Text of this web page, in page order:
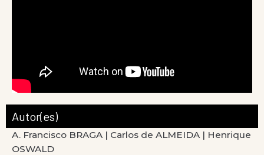
Autor(es)
A. Francisco BRAGA | Carlos de ALMEIDA | Henrique
OSWALD